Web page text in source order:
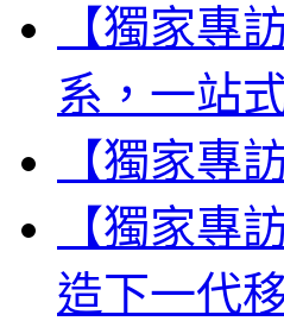
【獨家專
系，一站
【獨家專
【獨家專
造下一代